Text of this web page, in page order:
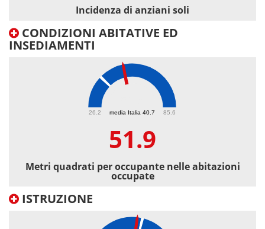
Incidenza di anziani soli
CONDIZIONI ABITATIVE ED
INSEDIAMENTI
media Italia 40.7
26.2 85.6
51.9
Metri quadrati per occupante nelle abitazioni
occupate
ISTRUZIONE